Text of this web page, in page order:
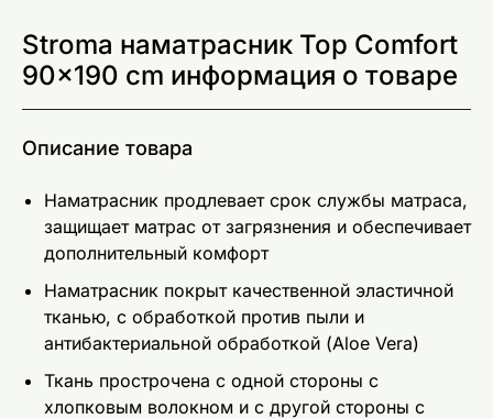
Stroma наматрасник Top Comfort
90x190 cm информация о товаре
Описание товара
Наматрасник продлевает срок службы матраса,
защищает матрас от загрязнения и обеспечивает
дополнительный комфорт
Наматрасник покрыт качественной эластичной
тканью, с обработкой против пыли и
антибактериальной обработкой (Aloe Vera)
Ткань прострочена с одной стороны с
хлопковым волокном и с другой стороны с